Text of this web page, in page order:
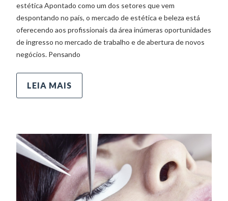
estética Apontado como um dos setores que vem
despontando no país, o mercado de estética e beleza está
oferecendo aos profissionais da área inúmeras oportunidades
de ingresso no mercado de trabalho e de abertura de novos
negócios. Pensando
LEIA MAIS